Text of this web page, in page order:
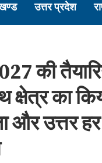
उत्तर प्रदेश
की
का
और उत्तर